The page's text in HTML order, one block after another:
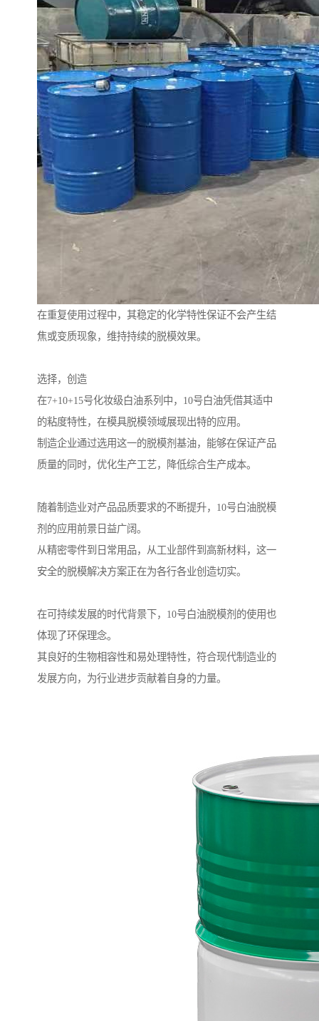
在重复使用过程中，其稳定的化学特性保证不会产生结
焦或变质现象，维持持续的脱模效果。
选择，创造
在7+10+15号化妆级白油系列中，10号白油凭借其适中
的粘度特性，在模具脱模领域展现出特的应用。
制造企业通过选用这一的脱模剂基油，能够在保证产品
质量的同时，优化生产工艺，降低综合生产成本。
随着制造业对产品品质要求的不断提升，10号白油脱模
剂的应用前景日益广阔。
从精密零件到日常用品，从工业部件到高新材料，这一
安全的脱模解决方案正在为各行各业创造切实。
在可持续发展的时代背景下，10号白油脱模剂的使用也
体现了环保理念。
其良好的生物相容性和易处理特性，符合现代制造业的
发展方向，为行业进步贡献着自身的力量。